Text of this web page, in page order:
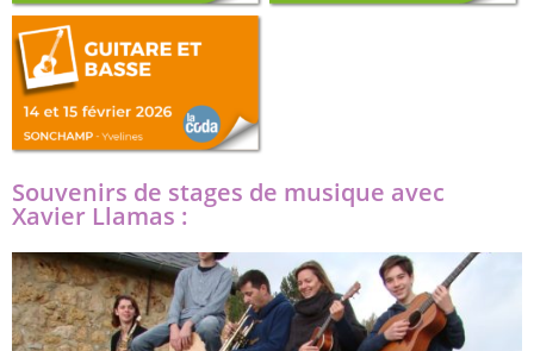
Souvenirs de stages de musique avec
Xavier Llamas :